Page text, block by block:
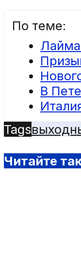
По теме:
Лайма
В
Tags
Читайте